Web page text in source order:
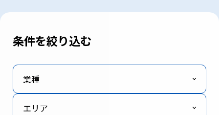
条件を絞り込む
業種
エリア